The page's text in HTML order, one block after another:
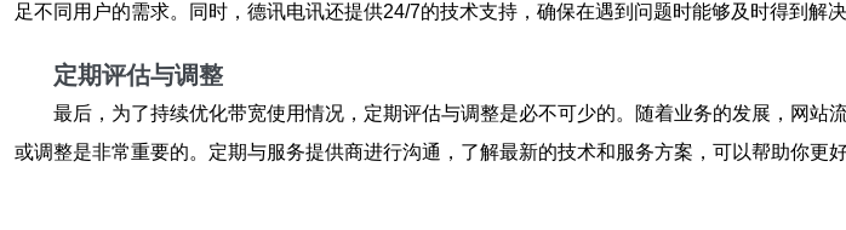
足不同用户的需求。同时，德讯电讯还提供24/7的技术支持，确保在遇到问题时能够及时得到解
定期评估与调整
最后，为了持续优化带宽使用情况，定期评估与调整是必不可少的。随着业务的发展，网
或调整是非常重要的。定期与服务提供商进行沟通，了解最新的技术和服务方案，可以帮助你更